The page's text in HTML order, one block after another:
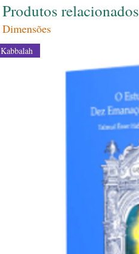
Dimensões
3 x 1.5 x 2
Produtos relacionados
Kabbalah